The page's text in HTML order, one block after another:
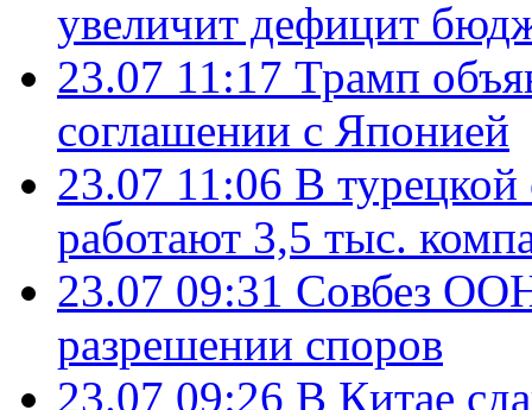
увеличит дефицит
23.07 11:17 Трамп
соглашении с Японией
23.07 11:06 В
работают 3,5 тыс.
23.07 09:31 Совбез
разрешении споров
23.07 09:26 В Китае